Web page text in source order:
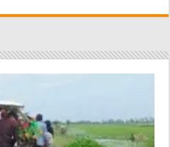
ss
n
er
at
A
p